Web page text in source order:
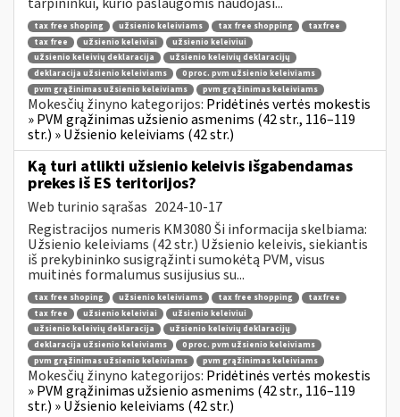
tax free shoping užsienio keleiviams tax free shopping
taxfree
tax free
užsienio keleiviai
užsienio keleiviui
užsienio keleivių deklaracija
užsienio keleivių deklaracijų
deklaracija užsienio keleiviams
0 proc. pvm užsienio keleiviams
pvm grąžinimas užsienio keleiviams
pvm grąžinimas keleiviams
Mokesčių žinyno kategorijos: Pridėtinės vertės mokestis
» PVM grąžinimas užsienio asmenims (42 str., 116–119
str.) » Užsienio keleiviams (42 str.)
Ką turi atlikti užsienio keleivis išgabendamas
prekes iš ES teritorijos?
Web turinio sąrašas 2024-10-17
Registracijos numeris KM3080 Ši informacija skelbiama:
Užsienio keleiviams (42 str.) Užsienio keleivis, siekiantis
iš prekybininko susigrąžinti sumokėtą PVM, visus
muitinės formalumus susijusius su...
tax free shoping užsienio keleiviams tax free shopping
taxfree
tax free
užsienio keleiviai
užsienio keleiviui
užsienio keleivių deklaracija
užsienio keleivių deklaracijų
deklaracija užsienio keleiviams
0 proc. pvm užsienio keleiviams
pvm grąžinimas užsienio keleiviams
pvm grąžinimas keleiviams
Mokesčių žinyno kategorijos: Pridėtinės vertės mokestis
» PVM grąžinimas užsienio asmenims (42 str., 116–119
str.) » Užsienio keleiviams (42 str.)